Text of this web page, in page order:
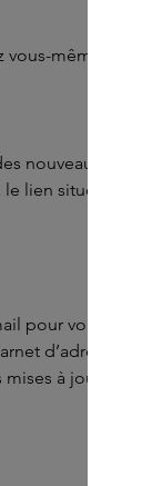
même si
nouveautés
lien situé au
pour vous
d’adresses
à jour, des